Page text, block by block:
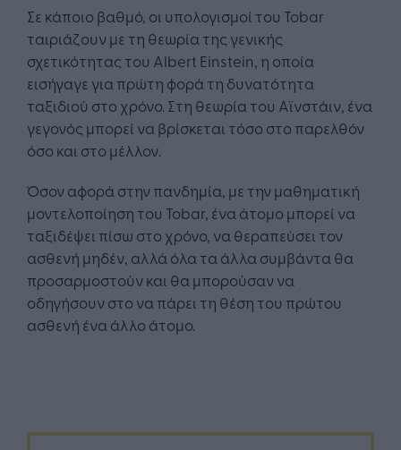
Σε κάποιο βαθμό, οι υπολογισμοί του Tobar
ταιριάζουν με τη θεωρία της γενικής
σχετικότητας του Albert Einstein, η οποία
εισήγαγε για πρώτη φορά τη δυνατότητα
ταξιδιού στο χρόνο. Στη θεωρία του Αϊνστάιν, ένα
γεγονός μπορεί να βρίσκεται τόσο στο παρελθόν
όσο και στο μέλλον.
Όσον αφορά στην πανδημία, με την μαθηματική
μοντελοποίηση του Tobar, ένα άτομο μπορεί να
ταξιδέψει πίσω στο χρόνο, να θεραπεύσει τον
ασθενή μηδέν, αλλά όλα τα άλλα συμβάντα θα
προσαρμοστούν και θα μπορούσαν να
οδηγήσουν στο να πάρει τη θέση του πρώτου
ασθενή ένα άλλο άτομο.